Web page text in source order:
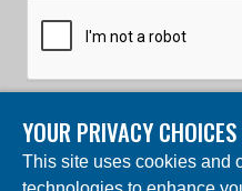
REGÍSTRATE AHORA
YOUR PRIVACY
This site uses cookies and